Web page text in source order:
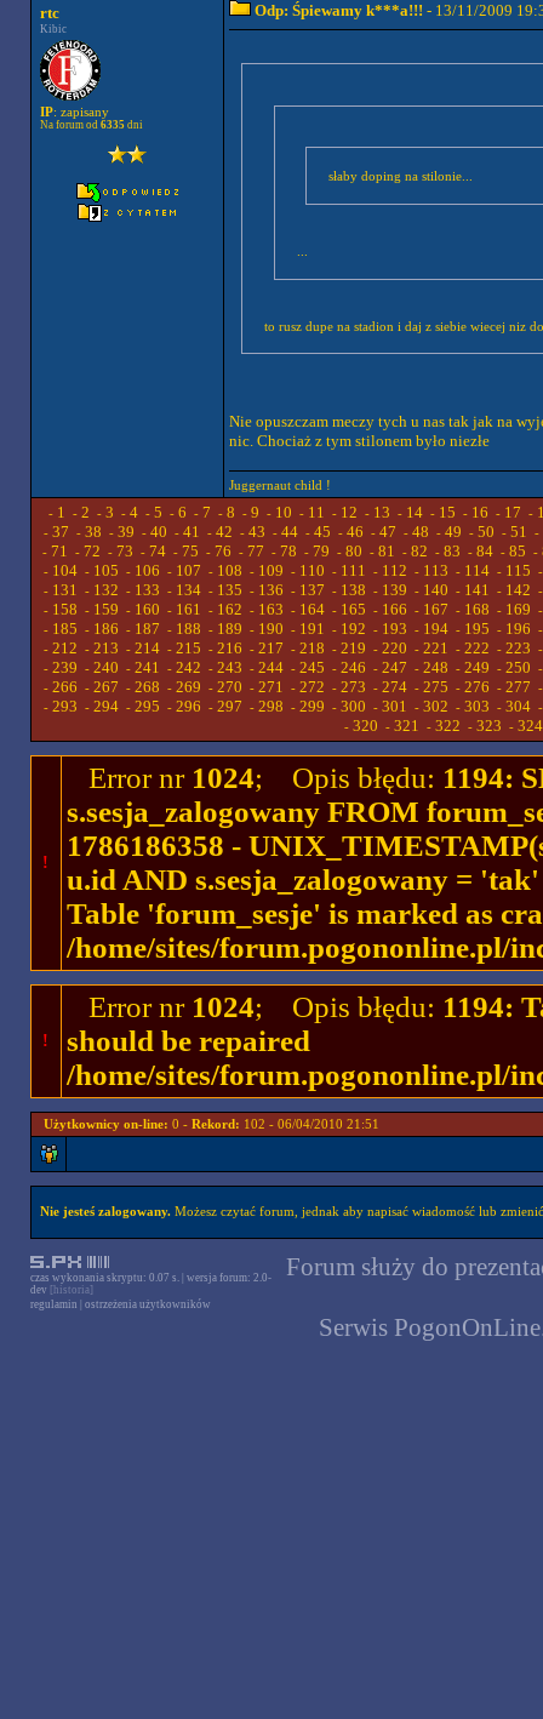
rtc
Kibic
IP: zapisany
Na forum od 6335 dni
Odp: Śpiewamy k***a!!! - 13/11/2009
słaby doping na stilonie...
to rusz dupe na stadion i daj z siebie wiecej niz
Nie opuszczam meczy tych u nas tak jak na
nic. Chociaż z tym stilonem było niezłe
Juggernaut child !
- 1 - 2 - 3 - 4 - 5 - 6 - 7 - 8 - 9 - 10 - 11 - 12 - 13 - 14 - 15 - 16 - 17 -
- 37 - 38 - 39 - 40 - 41 - 42 - 43 - 44- 45 - 46 - 47 - 48 - 49 - 50 - 51 -
- 71 - 72 - 73 - 74 - 75 - 76 - 77 - 78 - 79 - 80 - 81 - 82 - 83 - 84 - 85 -
- 104- 105 - 106 - 107 - 108 - 109 - 110 - 111 - 112 - 113 - 114- 115
- 131 - 132 - 133 - 134- 135 - 136 - 137 - 138 - 139 - 140 - 141 - 142
- 158 - 159 - 160 - 161 - 162 - 163 - 164- 165 - 166 - 167 - 168 - 169
- 185 - 186 - 187 - 188 - 189 - 190 - 191 - 192 - 193 - 194- 195 - 196
- 212 - 213 - 214- 215 - 216 - 217 - 218 - 219 - 220 - 221 - 222 - 223
- 239 - 240 - 241 - 242 - 243 - 244- 245 - 246 - 247 - 248 - 249 - 250
- 266 - 267 - 268 - 269 - 270 - 271 - 272 - 273 - 274- 275 - 276 - 277
- 293 - 294- 295 - 296 - 297 - 298 - 299 - 300 - 301 - 302 - 303 - 304
- 320 - 321 - 322 - 323 - 324
!
Error nr 1024; Opis błędu: 1194:
s.sesja_zalogowany FROM
1786186358 -
u.id AND s.sesja_zalogowany =
Table 'forum_sesje' is marked as
/home/sites/forum.pogononline.pl/
!
Error nr 1024; Opis błędu: 1194:
should be repaired
/home/sites/forum.pogononline.pl/
Użytkownicy on-line: 0 - Rekord: 102 - 06/04/2010 21:51
Nie jesteś zalogowany.Możesz czytać forum, jednak aby napisać wiadomość lub
czas wykonania skryptu: 0.07 s. | wersja forum: 2.0-
dev [historia]
regulamin
ostrzeżenia użytkowników
Forum służy do
Serwis